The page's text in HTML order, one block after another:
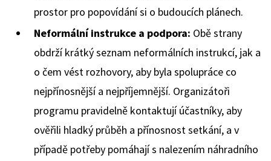
prostor pro popovídání si o budoucích plánech.
Neformální instrukce a podpora: Obě strany
obdrží krátký seznam neformálních instrukcí, jak a
o čem vést rozhovory, aby byla spolupráce co
nejpřínosnější a nejpříjemnější. Organizátoři
programu pravidelně kontaktují účastníky, aby
ověřili hladký průběh a přínosnost setkání, a v
případě potřeby pomáhají s nalezením náhradního